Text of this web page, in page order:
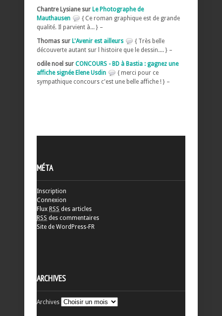
Chantre Lysiane sur Le Photographe de
Mauthausen
{ Ce roman graphique est de grande
qualité. Il parvient à... } –
Thomas sur L'Avenir est ailleurs
{ Très belle
découverte autant sur l histoire que le dessin.... } –
odile noel sur CONCOURS - BD à Bastia : gagnez une
affiche signée Elene Usdin
{ merci pour ce
sympathique concours c'est une belle affiche ! } –
MÉTA
Inscription
Connexion
Flux RSS des articles
RSS des commentaires
Site de WordPress-FR
ARCHIVES
Archives